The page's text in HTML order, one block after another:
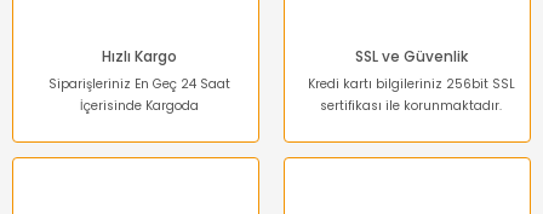
Hızlı Kargo
Siparişleriniz En Geç 24 Saat
İçerisinde Kargoda
SSL ve Güvenlik
Kredi kartı bilgileriniz 256bit SSL
sertifikası ile korunmaktadır.